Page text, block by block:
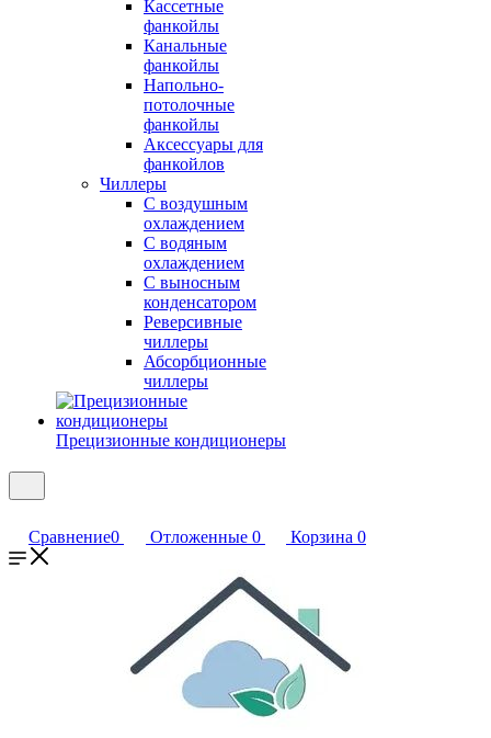
Кассетные
фанкойлы
Канальные
фанкойлы
Напольно-
потолочные
фанкойлы
Аксессуары для
фанкойлов
Чиллеры
С воздушным
охлаждением
С водяным
охлаждением
С выносным
конденсатором
Реверсивные
чиллеры
Абсорбционные
чиллеры
Прецизионные кондиционеры
Сравнение0 Отложенные 0 Корзина 0